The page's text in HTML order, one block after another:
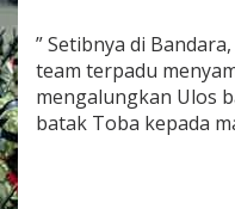
i
F
1
H
” Setibnya di
team terpadu
mengalungkan Ulos
batak Toba kepada